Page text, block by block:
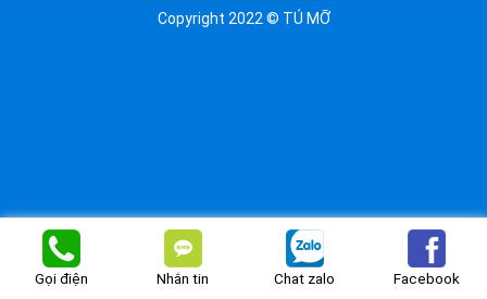
Copyright 2022 © TÚ MỠ
Gọi điện Nhắn tin Chat zalo Facebook